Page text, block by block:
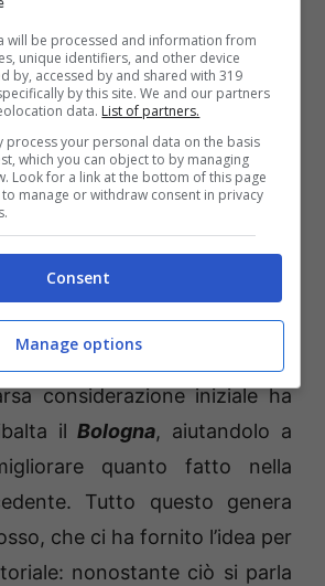
di
i punti conquistati
ben 32 in 16 partite: ne
solamente la Roma di Claudio
di più.
su un sistema di gioco
fatto di trame veloci
che di pressing forsennato e
di tutto questo è senza
Italiano
considerazione iniziale ha
ilBologna, aiutandolo a
quanto fatto nella
Tutto questo genera
che ci ha fornito l’idea per
nonostante ciò si parla
will be processed and information from
unique identifiers, and other device
by, accessed by and shared with 319
by this site. We and our partners
data. List of partners.
process your personal data on the basis
which you can object to by managing
Look for a link at the bottom of this page
manage or withdraw consent in privacy
Consent
Manage options